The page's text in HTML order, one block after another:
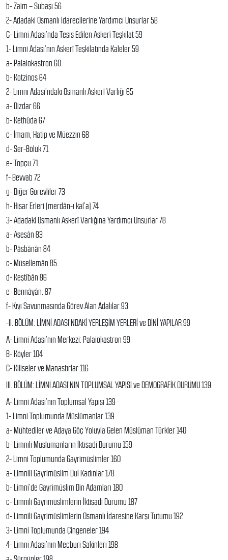
b- Zaim – Subaşı 56
2- Adadaki Osmanlı İdarecilerine Yardımcı Unsurlar 58
C- Limni Adası’nda Tesis Edilen Askerî Teşkilat 59
1- Limni Adası’nın Askerî Teşkilatında Kaleler 59
a- Palaiokastron 60
b- Kotzinos 64
2- Limni Adası’ndaki Osmanlı Askerî Varlığı 65
a- Dizdar 66
b- Kethüda 67
c- İmam, Hatip ve Müezzin 68
d- Ser-Bölük 71
e- Topçu 71
f- Bevvab 72
g- Diğer Görevliler 73
h- Hisar Erleri (merdân-ı kal’a) 74
3- Adadaki Osmanlı Askerî Varlığına Yardımcı Unsurlar 78
a- Asesân 83
b- Pâsbânân 84
c- Müsellemân 85
d- Keştîbân 86
e- Bennâyân. 87
f- Kıyı Savunmasında Görev Alan Adalılar 93
-II. BÖLÜM: LİMNİ ADASI’NDAKİ YERLEŞİM YERLERİ ve DİNÎ YAPILAR 99
A- Limni Adası’nın Merkezi: Palaiokastron 99
B- Köyler 104
C- Kiliseler ve Manastırlar 116
III. BÖLÜM: LİMNİ ADASI’NIN TOPLUMSAL YAPISI ve DEMOGRAFİK DURUMU 139
A- Limni Adası’nın Toplumsal Yapısı 139
1- Limni Toplumunda Müslümanlar 139
a- Mühtediler ve Adaya Göç Yoluyla Gelen Müslüman Türkler 140
b- Limnili Müslümanların İktisadi Durumu 159
2- Limni Toplumunda Gayrimüslimler 160
a- Limnili Gayrimüslim Dul Kadınlar 178
b- Limni’de Gayrimüslim Din Adamları 180
c- Limnili Gayrimüslimlerin İktisadi Durumu 187
d- Limnili Gayrimüslimlerin Osmanlı İdaresine Karşı Tutumu 192
3- Limni Toplumunda Çingeneler 194
4- Limni Adası’nın Mecburi Sakinleri 198